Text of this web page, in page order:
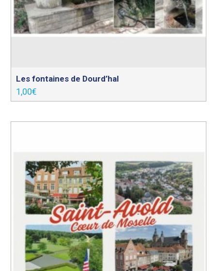
Les fontaines de Dourd’hal
1,00€